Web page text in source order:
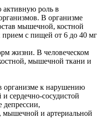
активную роль в
В организме
мышечной, костной
с пищей от 6 до 40 мг
жизни. В человеческом
мышечной ткани и
организме к нарушению
сердечно-сосудистой
депрессии,
и артериальной